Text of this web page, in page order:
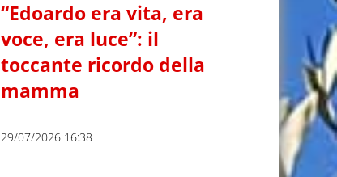
“Edoardo era vita, era
voce, era luce”: il
toccante ricordo della
mamma
29/07/2026 16:38